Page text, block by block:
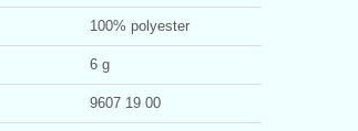
100% polyester
6 g
9607 19 00